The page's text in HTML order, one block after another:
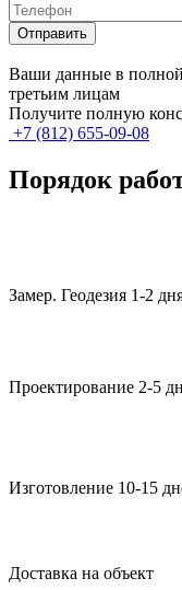
Ваши данные в полной
третьим лицам
Получите полную
+7 (812) 655-09-08
Порядок
Замер. Геодезия 1-2
Проектирование 2-5
Изготовление 10-15
Доставка на объект